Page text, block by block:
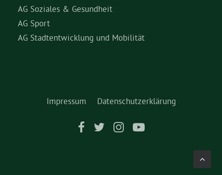
AG Soziales & Gesundheit
AG Sport
AG Stadtentwicklung und Mobilität
Impressum Datenschutzerklärung